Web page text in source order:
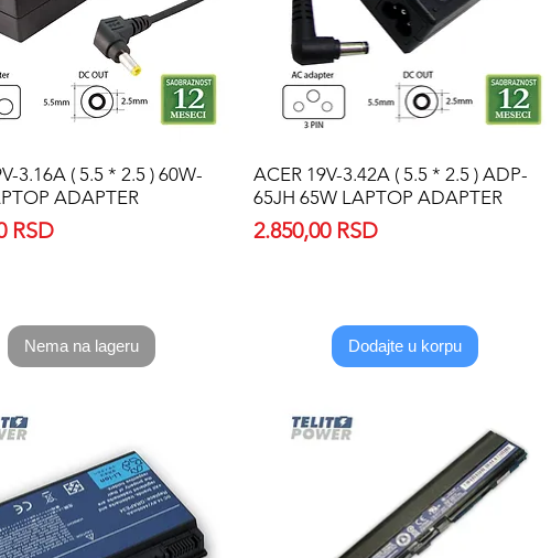
Quick View
3.16A ( 5.5 * 2.5 ) 60W-
ADAPTER
RSD
Nema na lageru
Quick View
ACER 19V-3.42A ( 5.5 * 2.5 ) ADP-
65JH 65W LAPTOP ADAPTER
Price
2.850,00 RSD
Dodajte u korpu